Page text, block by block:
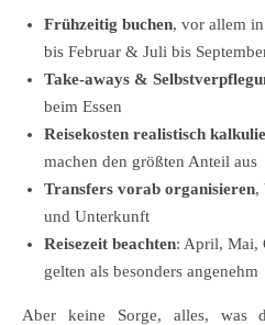
Frühzeitig buchen, vor allem
bis Februar & Juli bis
Take-aways &
beim Essen
Reisekosten realistisch
machen den größten Anteil aus
Transfers vorab organisieren,
und Unterkunft
Reisezeit beachten: April, Mai,
gelten als besonders angenehm
Aber keine Sorge, alles, was